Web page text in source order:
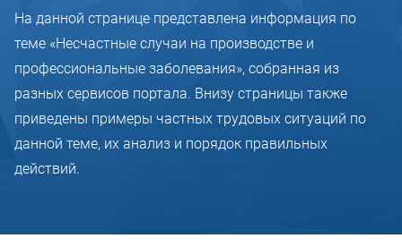
На данной странице представлена информация по
теме «Несчастные случаи на производстве и
профессиональные заболевания», собранная из
разных сервисов портала. Внизу страницы также
приведены примеры частных трудовых ситуаций по
данной теме, их анализ и порядок правильных
действий.